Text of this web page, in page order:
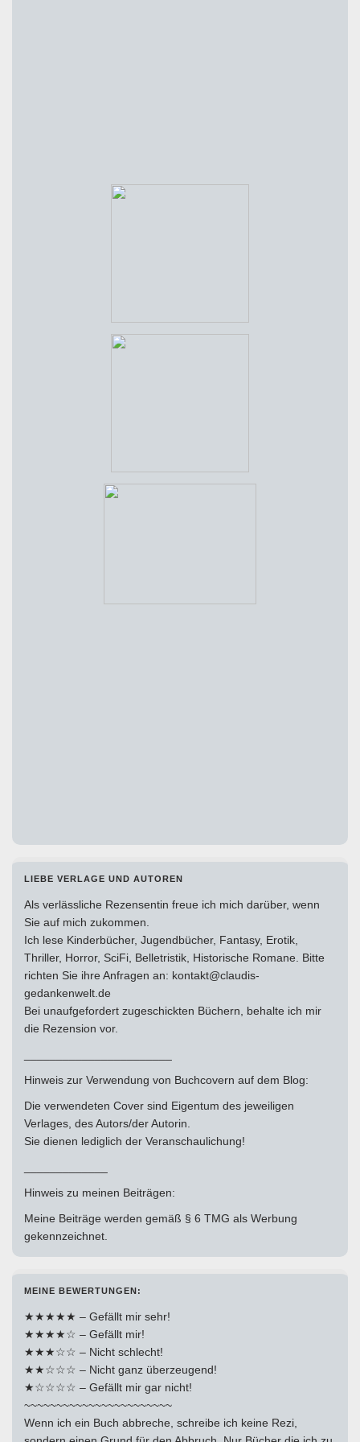
LIEBE VERLAGE UND AUTOREN
Als verlässliche Rezensentin freue ich mich darüber, wenn
Sie auf mich zukommen.
Ich lese Kinderbücher, Jugendbücher, Fantasy, Erotik,
Thriller, Horror, SciFi, Belletristik, Historische Romane. Bitte
richten Sie ihre Anfragen an: kontakt@claudis-
gedankenwelt.de
Bei unaufgefordert zugeschickten Büchern, behalte ich mir
die Rezension vor.
Hinweis zur Verwendung von Buchcovern auf dem Blog:
Die verwendeten Cover sind Eigentum des jeweiligen
Verlages, des Autors/der Autorin.
Sie dienen lediglich der Veranschaulichung!
Hinweis zu meinen Beiträgen:
Meine Beiträge werden gemäß § 6 TMG als Werbung
gekennzeichnet.
MEINE BEWERTUNGEN:
★★★★★ – Gefällt mir sehr!
★★★★☆ – Gefällt mir!
★★★☆☆ – Nicht schlecht!
★★☆☆☆ – Nicht ganz überzeugend!
★☆☆☆☆ – Gefällt mir gar nicht!
~~~~~~~~~~~~~~~~~~~~~~~
Wenn ich ein Buch abbreche, schreibe ich keine Rezi,